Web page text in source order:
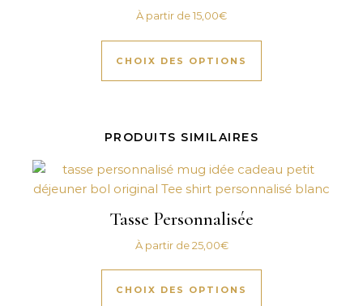
À partir de15,00€
CHOIX DES OPTIONS
Ce produit a
PRODUITS SIMILAIRES
Tasse Personnalisée
À partir de25,00€
CHOIX DES OPTIONS
Ce produit a